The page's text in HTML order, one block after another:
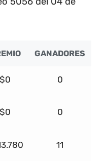
GANADORES
$0 0
$0 0
11